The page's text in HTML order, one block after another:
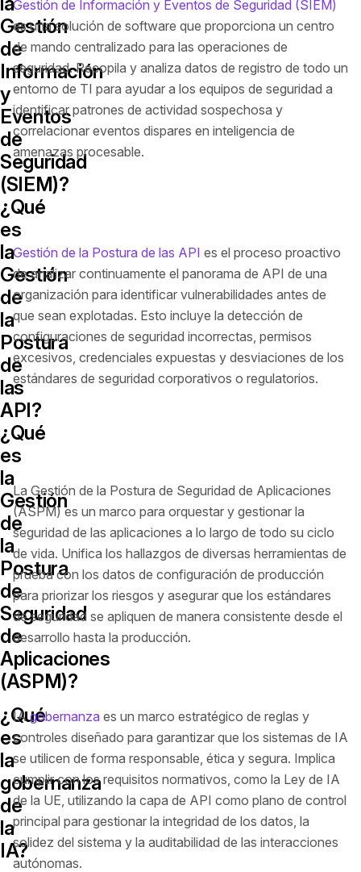
Gestión
de
Información
y
Eventos
de
Seguridad
(SIEM)?
Gestión de Información y Eventos de Seguridad (SIEM)
es una solución de software que proporciona un centro
de mando centralizado para las operaciones de
seguridad. Recopila y analiza datos de registro de todo un
entorno de TI para ayudar a los equipos de seguridad a
identificar patrones de actividad sospechosa y
correlacionar eventos dispares en inteligencia de
amenazas procesable.
¿Qué
es
la
Gestión
de
la
Postura
de
las
API?
Gestión de la Postura de las API es el proceso proactivo
de analizar continuamente el panorama de API de una
organización para identificar vulnerabilidades antes de
que sean explotadas. Esto incluye la detección de
configuraciones de seguridad incorrectas, permisos
excesivos, credenciales expuestas y desviaciones de los
estándares de seguridad corporativos o regulatorios.
¿Qué
es
la
Gestión
de
la
Postura
de
Seguridad
de
Aplicaciones
(ASPM)?
La Gestión de la Postura de Seguridad de Aplicaciones
(ASPM) es un marco para orquestar y gestionar la
seguridad de las aplicaciones a lo largo de todo su ciclo
de vida. Unifica los hallazgos de diversas herramientas de
prueba con los datos de configuración de producción
para priorizar los riesgos y asegurar que los estándares
de seguridad se apliquen de manera consistente desde el
desarrollo hasta la producción.
¿Qué
es
la
gobernanza
de
la
IA?
IAgobernanza es un marco estratégico de reglas y
controles diseñado para garantizar que los sistemas de IA
se utilicen de forma responsable, ética y segura. Implica
cumplir con los requisitos normativos, como la Ley de IA
de la UE, utilizando la capa de API como plano de control
principal para gestionar la integridad de los datos, la
solidez del sistema y la auditabilidad de las interacciones
autónomas.